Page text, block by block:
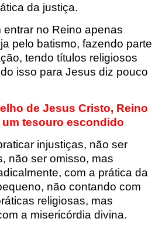
da justiça.
no Reino apenas
pelo batismo, fazendo parte
tendo títulos religiosos
isso para Jesus diz pouco
de Jesus Cristo, Reino
tesouro escondido
injustiças, não ser
não ser omisso, mas
com a prática da
não contando com
religiosas, mas
a misericórdia divina.